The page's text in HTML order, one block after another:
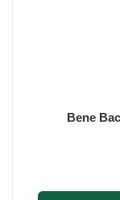
Bene